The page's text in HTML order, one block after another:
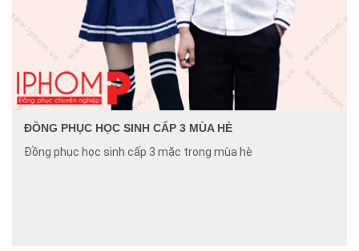
ĐỒNG PHỤC HỌC SINH CẤP 3 MÙA HÈ
Đồng phục học sinh cấp 3 mặc trong mùa hè